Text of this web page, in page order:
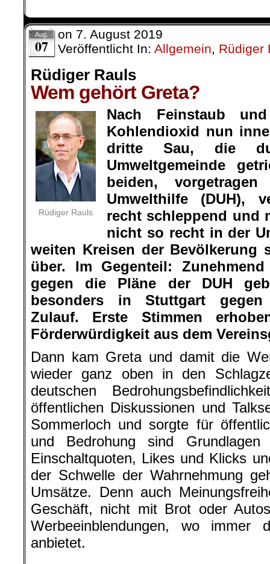
Aug.
07
on 7. August 2019
Veröffentlicht In: Allgemein, Rüdiger
Rüdiger Rauls
Wem gehört Greta?
Rüdiger Rauls
Nach Feinstaub
Kohlendioxid nun
dritte Sau, die
Umweltgemeinde
beiden,
Umwelthilfe (DUH),
recht schleppend und
nicht so recht in der
weiten Kreisen der Bevölkerung
über. Im Gegenteil:
gegen die Pläne der DUH
besonders in Stuttgart gegen
Zulauf. Erste Stimmen
Förderwürdigkeit aus dem
Dann kam Greta und damit die
wieder ganz oben in den
deutschen
öffentlichen Diskussionen und
Sommerloch und sorgte für
und Bedrohung sind
Einschaltquoten, Likes und Klicks
der Schwelle der Wahrnehmung
Umsätze. Denn auch
Geschäft, nicht mit Brot oder
Werbeeinblendungen, wo
anbietet.